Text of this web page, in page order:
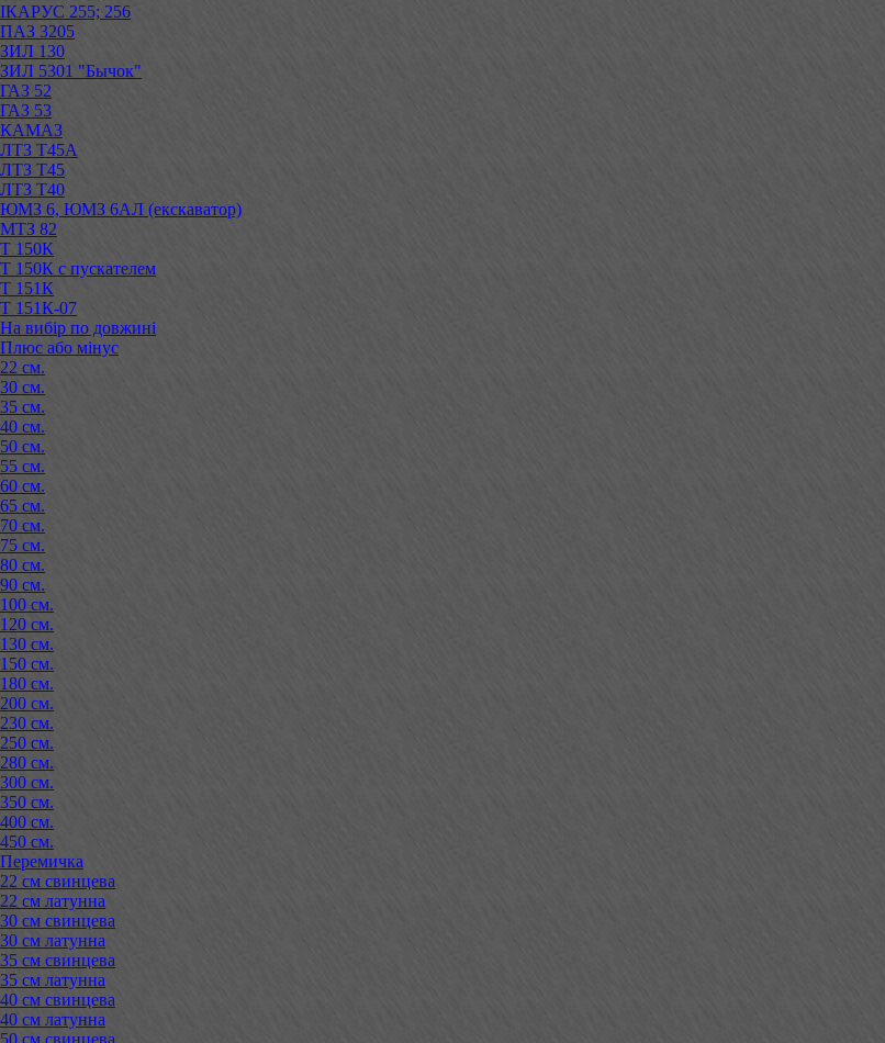
ІКАРУС 255; 256
ПАЗ 3205
ЗИЛ 130
ЗИЛ 5301 "Бычок"
ГАЗ 52
ГАЗ 53
КАМАЗ
ЛТЗ Т45А
ЛТЗ Т45
ЛТЗ Т40
ЮМЗ 6, ЮМЗ 6АЛ (екскаватор)
МТЗ 82
Т 150К
Т 150К с пускателем
Т 151К
Т 151К-07
На вибір по довжині
Плюс або мінус
22 см.
30 см.
35 см.
40 см.
50 см.
55 см.
60 см.
65 см.
70 см.
75 см.
80 см.
90 см.
100 см.
120 см.
130 см.
150 см.
180 см.
200 см.
230 см.
250 см.
280 см.
300 см.
350 см.
400 см.
450 см.
Перемичка
22 см свинцева
22 см латунна
30 см свинцева
30 см латунна
35 см свинцева
35 см латунна
40 см свинцева
40 см латунна